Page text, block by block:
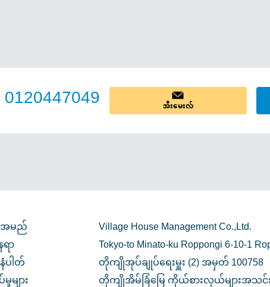
0120447049 အီးမေးလ်
မည်
Village House Management Co.,Ltd.
ာ
Tokyo-to Minato-ku Roppongi 6-10-1
ပါတ်
တိုကျိုအုပ်ချုပ်ရေးမှူး (2) အမှတ် 100758
ျား
တိုကျိုအိမ်ခြံမြေ ကိုယ်စားလှယ်များအသင်